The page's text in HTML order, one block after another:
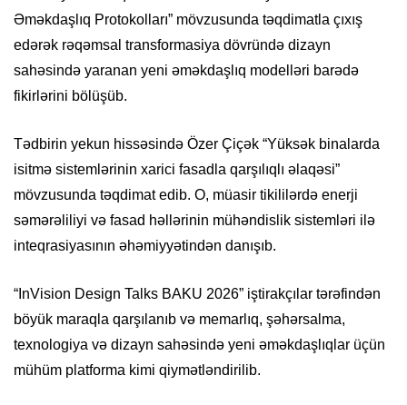
Əməkdaşlıq Protokolları” mövzusunda təqdimatla çıxış
edərək rəqəmsal transformasiya dövründə dizayn
sahəsində yaranan yeni əməkdaşlıq modelləri barədə
fikirlərini bölüşüb.
Tədbirin yekun hissəsində Özer Çiçək “Yüksək binalarda
isitmə sistemlərinin xarici fasadla qarşılıqlı əlaqəsi”
mövzusunda təqdimat edib. O, müasir tikililərdə enerji
səmərəliliyi və fasad həllərinin mühəndislik sistemləri ilə
inteqrasiyasının əhəmiyyətindən danışıb.
“InVision Design Talks BAKU 2026” iştirakçılar tərəfindən
böyük maraqla qarşılanıb və memarlıq, şəhərsalma,
texnologiya və dizayn sahəsində yeni əməkdaşlıqlar üçün
mühüm platforma kimi qiymətləndirilib.